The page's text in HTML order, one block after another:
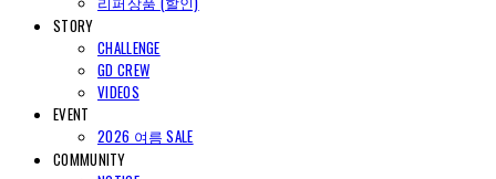
STORY
CHALLENGE
GD CREW
VIDEOS
EVENT
2026 여름 SALE
COMMUNITY